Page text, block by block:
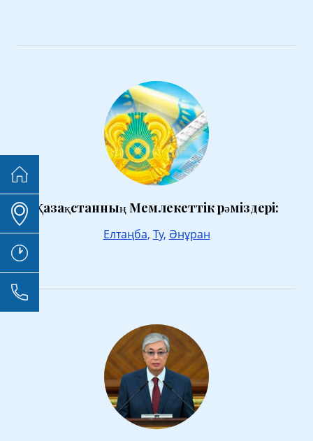
Қазақстанның Мемлекеттік рәміздері:
Елтаңба, Ту, Әнұран